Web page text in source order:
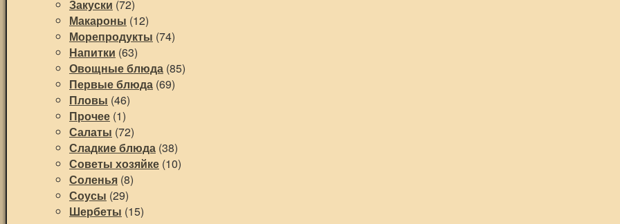
Закуски (72)
Макароны (12)
Морепродукты (74)
Напитки (63)
Овощные блюда (85)
Первые блюда (69)
Пловы (46)
Прочее (1)
Салаты (72)
Сладкие блюда (38)
Советы хозяйке (10)
Соленья (8)
Соусы (29)
Шербеты (15)